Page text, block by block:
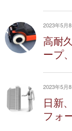
2023年5月8
高耐
ープ
2023年5月8
日新
フォ